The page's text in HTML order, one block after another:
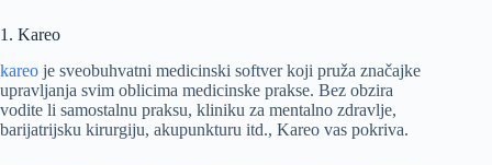
1. Kareo
kareo je sveobuhvatni medicinski softver koji pruža značajke
upravljanja svim oblicima medicinske prakse. Bez obzira
vodite li samostalnu praksu, kliniku za mentalno zdravlje,
barijatrijsku kirurgiju, akupunkturu itd., Kareo vas pokriva.